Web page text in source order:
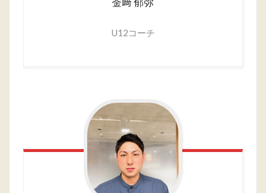
U12コーチ